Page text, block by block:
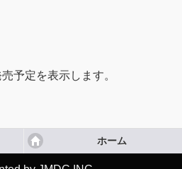
予定を表示します。
ホーム